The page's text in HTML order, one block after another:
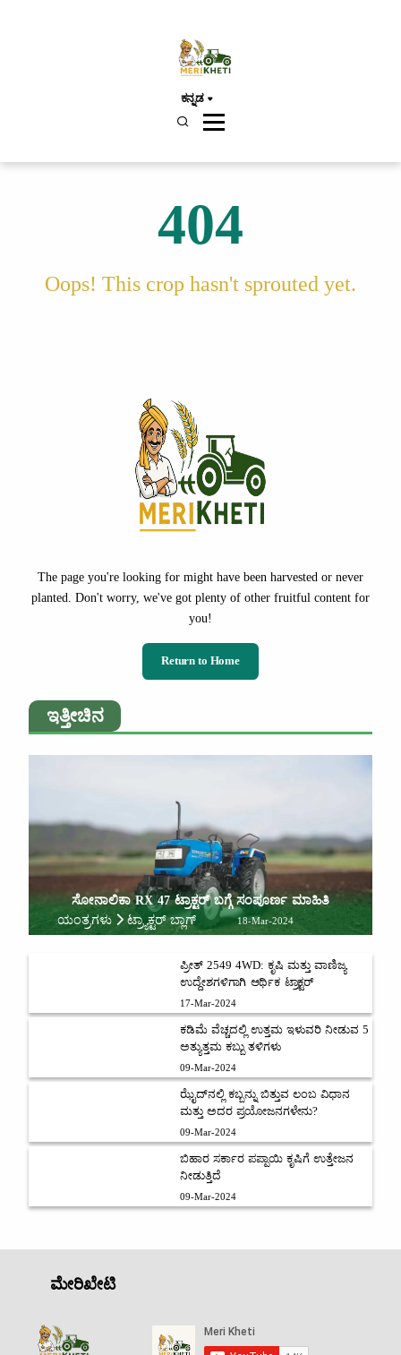
ಕನ್ನಡ
404
Oops! This crop hasn't sprouted yet.
The page you're looking for might have been harvested or never
planted. Don't worry, we've got plenty of other fruitful content for
you!
Return to Home
ಇತ್ತೀಚಿನ
ಸೋನಾಲಿಕಾ RX 47 ಟ್ರಾಕ್ಟರ್ ಬಗ್ಗೆ ಸಂಪೂರ್ಣ ಮಾಹಿತಿ
ಯಂತ್ರಗಳು
ಟ್ರ್ಯಾಕ್ಟರ್ ಬ್ಲಾಗ್ 18-Mar-2024
ಪ್ರೀತ್ 2549 4WD: ಕೃಷಿ ಮತ್ತು ವಾಣಿಜ್ಯ
ಉದ್ದೇಶಗಳಿಗಾಗಿ ಆರ್ಥಿಕ ಟ್ರಾಕ್ಟರ್
17-Mar-2024
ಕಡಿಮೆ ವೆಚ್ಚದಲ್ಲಿ ಉತ್ತಮ ಇಳುವರಿ ನೀಡುವ 5
ಅತ್ಯುತ್ತಮ ಕಬ್ಬು ತಳಿಗಳು
09-Mar-2024
ಝೈದ್‌ನಲ್ಲಿ ಕಬ್ಬನ್ನು ಬಿತ್ತುವ ಲಂಬ ವಿಧಾನ
ಮತ್ತು ಅದರ ಪ್ರಯೋಜನಗಳೇನು?
09-Mar-2024
ಬಿಹಾರ ಸರ್ಕಾರ ಪಪ್ಪಾಯಿ ಕೃಷಿಗೆ ಉತ್ತೇಜನ
ನೀಡುತ್ತಿದೆ
09-Mar-2024
ಮೇರಿಖೇಟಿ